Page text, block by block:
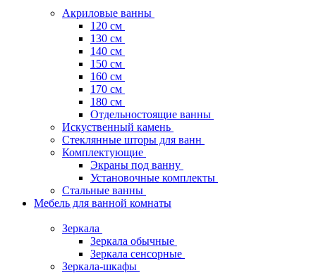
Акриловые ванны
120 см
130 см
140 см
150 см
160 см
170 см
180 см
Отдельностоящие ванны
Искуственный камень
Стеклянные шторы для ванн
Комплектующие
Экраны под ванну
Установочные комплекты
Стальные ванны
Мебель для ванной комнаты
Зеркала
Зеркала обычные
Зеркала сенсорные
Зеркала-шкафы